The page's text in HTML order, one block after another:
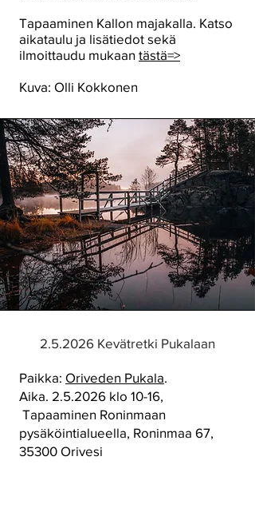
2.5.2026 Kevätretki Pukalaan
Paikka: Oriveden Pukala.
Aika. 2.5.2026 klo 10-16,
Tapaaminen Roninmaan
pysäköintialueella, Roninmaa 67,
35300 Orivesi
Tapaaminen Kallon majakalla. Katso
aikataulu ja lisätiedot sekä
ilmoittaudu mukaan tästä=>
Kuva: Olli Kokkonen